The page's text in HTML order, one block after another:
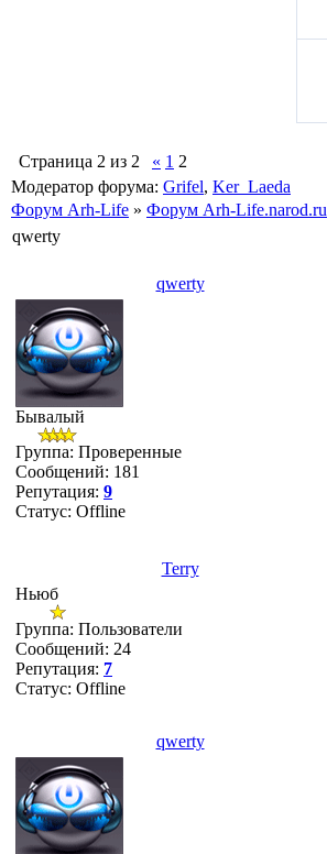
Страница 2 из 2 « 1 2
Модератор форума: Grifel, Ker_Laeda
Форум Arh-Life » Форум Arh-Life.narod.ru
qwerty
qwerty
Бывалый
Группа: Проверенные
Сообщений: 181
Репутация: 9
Статус: Offline
Terry
Ньюб
Группа: Пользователи
Сообщений: 24
Репутация: 7
Статус: Offline
qwerty